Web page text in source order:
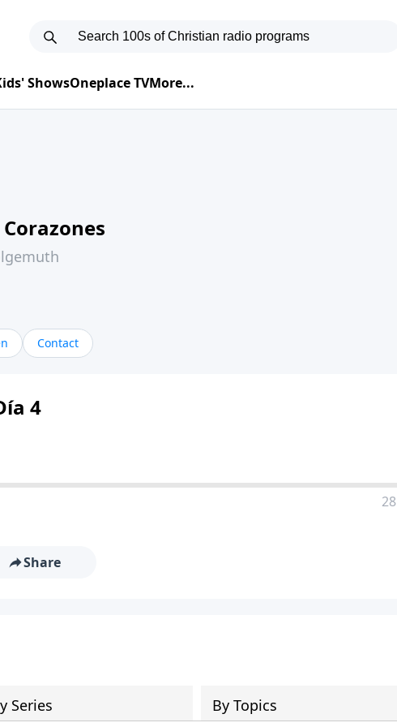
ShowsOneplace TVMore...
Contact
4
Share
Series By Topics